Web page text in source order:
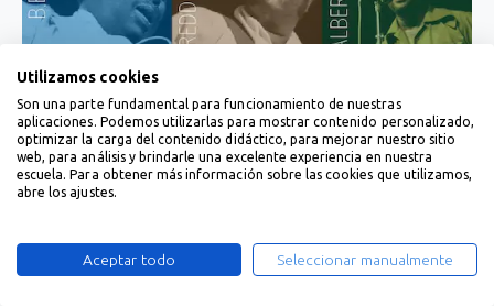
Utilizamos cookies
Son una parte fundamental para funcionamiento de nuestras
aplicaciones. Podemos utilizarlas para mostrar contenido personalizado,
optimizar la carga del contenido didáctico, para mejorar nuestro sitio
web, para análisis y brindarle una excelente experiencia en nuestra
escuela. Para obtener más información sobre las cookies que utilizamos,
abre los ajustes.
Aceptar todo Seleccionar manualmente